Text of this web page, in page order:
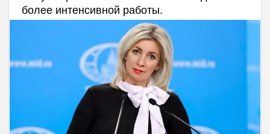
более интенсивной работы.